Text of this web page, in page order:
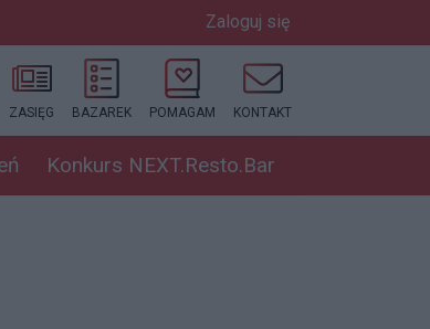
Zaloguj się
ZASIĘG BAZAREK POMAGAM KONTAKT
Konkurs NEXT.Resto.Bar